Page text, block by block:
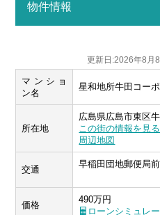
物件情報
更新日:2026年8月
マンショ
ン名
星和地所牛田コー
所在地
広島県広島市東区
この街の情報を見る
周辺地図
交通
早稲田団地郵便局
価格
490万円
ローンシミュレ